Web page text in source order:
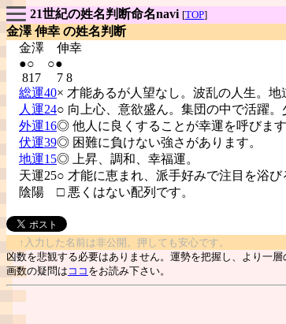
21世紀の姓名判断命名navi [TOP]
金澤 伸幸 の姓名判断
金澤 伸幸
●○ ○●
817 7 8
総運40× 才能あるが人望なし。波乱の人生。
人運24○ 向上心、意欲盛ん。集団の中で活躍。
外運16◎ 他人に良くすることが幸運を呼びま
伏運39◎ 困難に負けない強さがあります。
地運15◎ 上昇、調和、幸福運。
天運25○ 才能に恵まれ、派手好みで注目を浴び
陰陽 □ 悪くはない配列です。
↑入力した名前は非公開。押しても安心です。
凶数を悲観する必要はありません。運勢を把握し、より一
画数の疑問は ココ をお読み下さい。